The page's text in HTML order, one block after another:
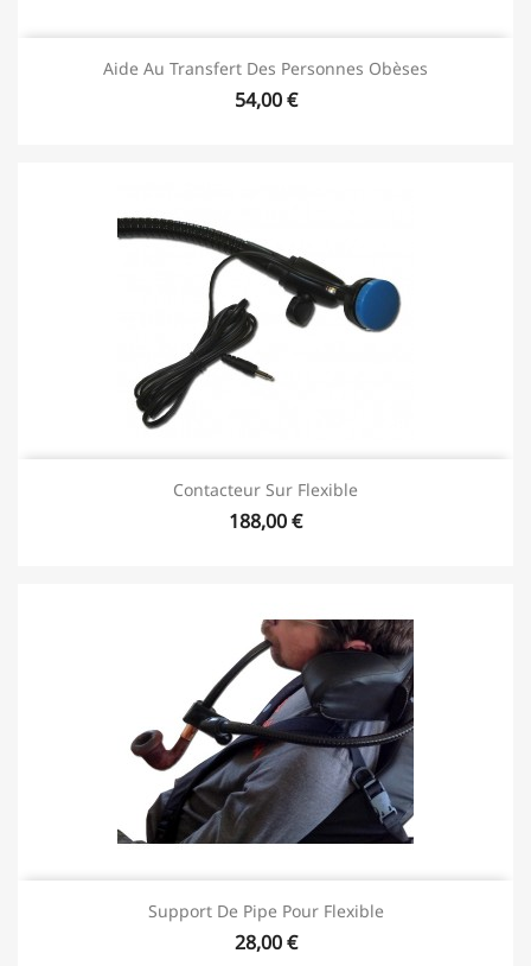
Aide Au Transfert Des Personnes Obèses
54,00 €
Contacteur Sur Flexible
188,00 €
Support De Pipe Pour Flexible
28,00 €